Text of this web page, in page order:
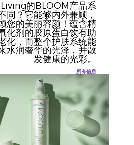
的BLOOM产品系
同？它能够内外兼顾，
您的美丽容颜！蕴含精
化剂的胶原蛋白饮有助
化，而整个护肤系统能
水润奢华的光泽，并散
发健康的光彩。
所有信息